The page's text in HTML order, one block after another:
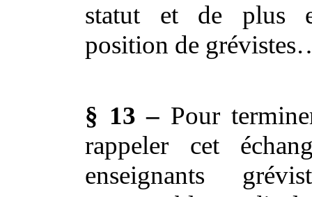
statut et de plus
position de
§ 13 – Pour
rappeler cet
enseignants